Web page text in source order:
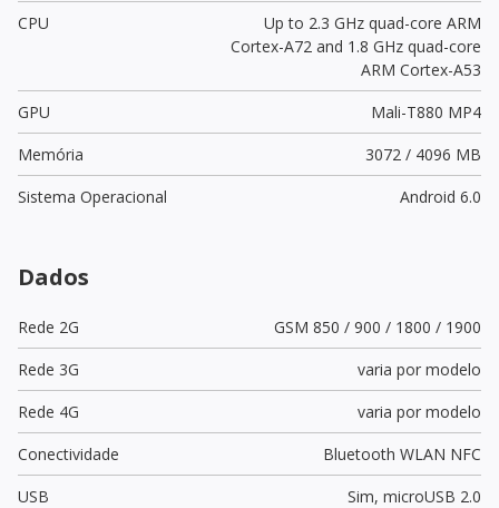
CPU
Up to 2.3 GHz quad-core ARM
Cortex-A72 and 1.8 GHz quad-core
ARM Cortex-A53
GPU
Mali-T880 MP4
Memória
3072 / 4096 MB
Sistema Operacional
Android 6.0
Dados
Rede 2G
GSM 850 / 900 / 1800 / 1900
Rede 3G
varia por modelo
Rede 4G
varia por modelo
Conectividade
Bluetooth WLAN NFC
USB
Sim, microUSB 2.0